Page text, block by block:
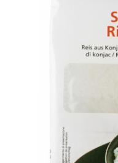
Ceaiuri diverse si
Carbogazoase
Siropuri Bio